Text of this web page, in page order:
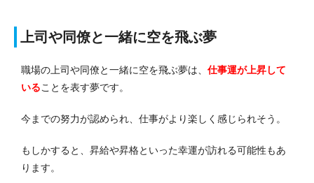
上司や同僚と一緒に空を飛ぶ夢
職場の上司や同僚と一緒に空を飛ぶ夢は、 仕事運が上昇して
いることを表す夢です。
今までの努力が認められ、仕事がより楽しく感じられそう。
もしかすると、昇給や昇格といった幸運が訪れる可能性もあ
ります。